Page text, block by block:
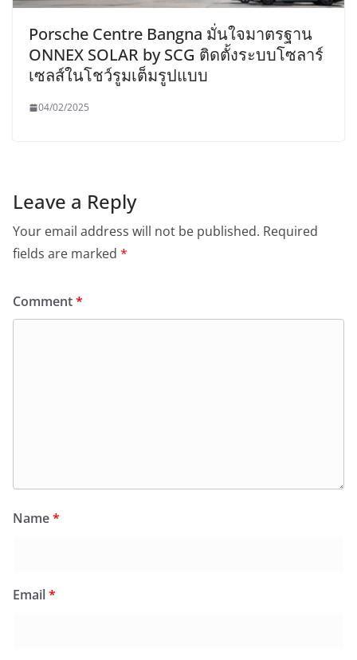
Porsche Centre Bangna มั่นใจมาตรฐาน
ONNEX SOLAR by SCG ติดตั้งระบบโซลาร์
เซลส์ในโชว์รูมเต็มรูปแบบ
04/02/2025
Leave a Reply
Your email address will not be published. Required
fields are marked *
Comment*
Name*
Email*